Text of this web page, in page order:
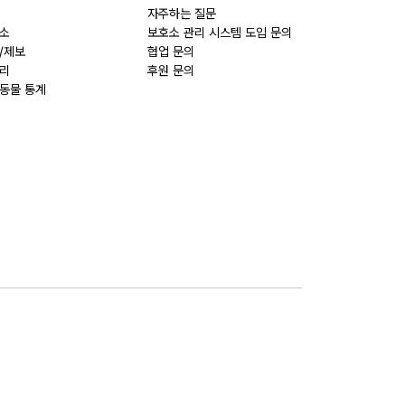
제보
물 통계
자주하는 질문
보호소 관리 시스템 도입 문의
협업 문의
후원 문의